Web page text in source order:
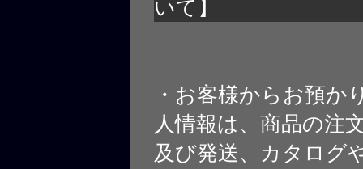
いて】
・お客様からお預か
人情報は、商品の注
及び発送、カタログ